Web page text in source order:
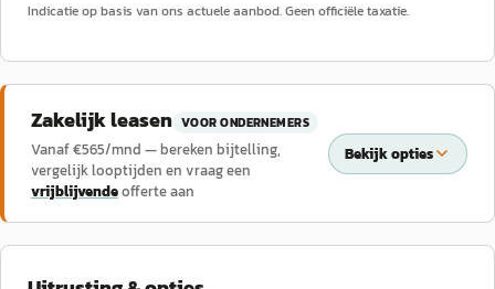
Indicatie op basis van ons actuele aanbod. Geen officiële taxatie.
Zakelijk leasen VOOR ONDERNEMERS
Vanaf €565/mnd — bereken bijtelling,
vergelijk looptijden en vraag een
vrijblijvendeofferte aan
Bekijk opties